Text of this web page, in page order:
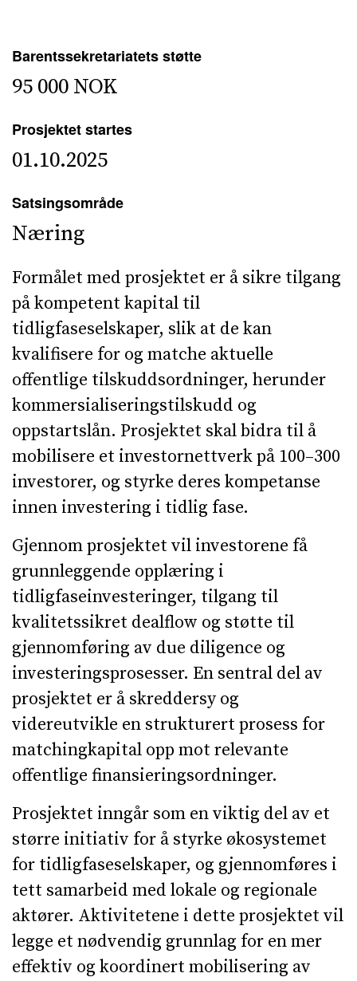
Barentssekretariatets støtte
95 000 NOK
Prosjektet startes
01.10.2025
Satsingsområde
Næring
­­Formålet med prosjektet er å sikre tilgang
på kompetent kapital til
tidligfaseselskaper, slik at de kan
kvalifisere for og matche aktuelle
offentlige tilskuddsordninger, herunder
kommersialiseringstilskudd og
oppstartslån. Prosjektet skal bidra til å
mobilisere et investornettverk på 100–300
investorer, og styrke deres kompetanse
innen investering i tidlig fase.
Gjennom prosjektet vil investorene få
grunnleggende opplæring i
tidligfaseinvesteringer, tilgang til
kvalitetssikret dealflow og støtte til
gjennomføring av due diligence og
investeringsprosesser. En sentral del av
prosjektet er å skreddersy og
videreutvikle en strukturert prosess for
matchingkapital opp mot relevante
offentlige finansieringsordninger.
Prosjektet inngår som en viktig del av et
større initiativ for å styrke økosystemet
for tidligfaseselskaper, og gjennomføres i
tett samarbeid med lokale og regionale
aktører. Aktivitetene i dette prosjektet vil
legge et nødvendig grunnlag for en mer
effektiv og koordinert mobilisering av